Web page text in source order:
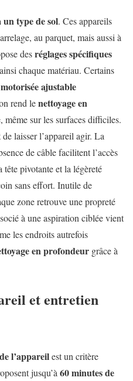
un type de sol. Ces appareils
au parquet, mais aussi à
desréglages spécifiques
chaque matériau. Certains
ajustable
rend lenettoyage en
même sur les surfaces difficiles.
laisser l’appareil agir. La
de câble facilitent l’accès
pivotante et la légèreté
sans effort. Inutile de
zone retrouve une propreté
à une aspiration ciblée vient
les endroits autrefois
en profondeur grâce à
et entretien
l’appareilest un critère
jusqu’à 60 minutes de